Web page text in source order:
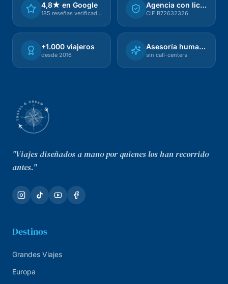
4,8★ en Google
185 reseñas verificadas
Agencia con licencia
CIF B72632326
+1.000 viajeros
desde 2016
Asesoría humana
sin call-centers
"Viajes diseñados a mano por quienes los han recorrido
antes."
Destinos
Grandes Viajes
Europa